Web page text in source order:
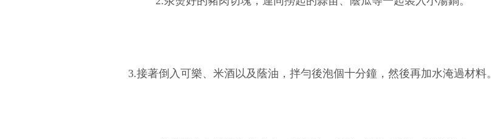
3.接著倒入可樂、米酒以及蔭油，拌勻後泡個十分鐘，然後再加水淹過材料。